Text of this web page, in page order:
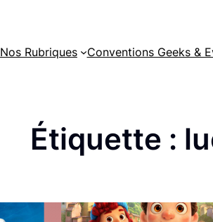
Nos Rubriques Conventions Geeks &
Étiquette :